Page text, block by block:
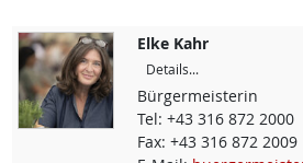
Elke Kahr
Details...
Bürgermeisterin
Tel: +43 316 872 2000
Fax: +43 316 872 2009